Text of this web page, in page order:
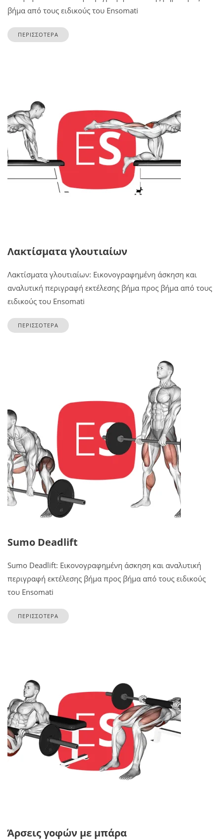
βήμα από τους ειδικούς του Ensomati
ΠΕΡΙΣΣΟΤΕΡΑ
Λακτίσματα γλουτιαίων
Λακτίσματα γλουτιαίων: Εικονογραφημένη άσκηση και
αναλυτική περιγραφή εκτέλεσης βήμα προς βήμα από τους
ειδικούς του Ensomati
ΠΕΡΙΣΣΟΤΕΡΑ
Sumo Deadlift
Sumo Deadlift: Εικονογραφημένη άσκηση και αναλυτική
περιγραφή εκτέλεσης βήμα προς βήμα από τους ειδικούς
του Ensomati
ΠΕΡΙΣΣΟΤΕΡΑ
Άρσεις γοφών με μπάρα